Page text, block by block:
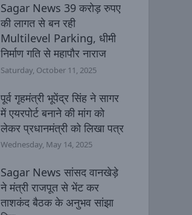
Sagar News 39 करोड़ रुपए
की लागत से बन रही
Multilevel Parking, धीमी
निर्माण गति से महापौर नाराज
Saturday, October 11, 2025
पूर्व गृहमंत्री भूपेंद्र सिंह ने सागर
में एयरपोर्ट बनाने की मांग को
लेकर प्रधानमंत्री को लिखा पत्र
Wednesday, May 14, 2025
Sagar News सांसद वानखेड़े
ने मंत्री राजपूत से भेंट कर
ताशकंद बैठक के अनुभव सांझा